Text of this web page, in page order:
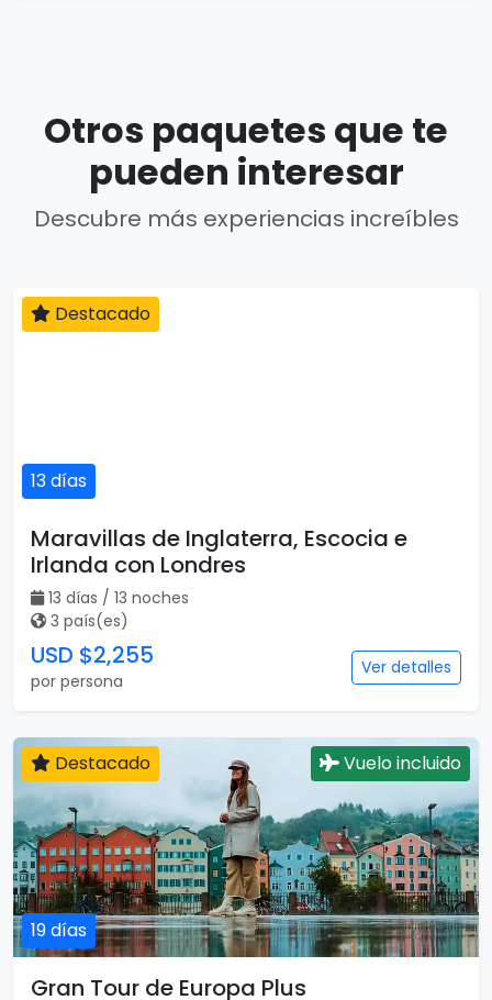
Otros paquetes que te
pueden interesar
Descubre más experiencias increíbles
13 días
Destacado
Maravillas de Inglaterra, Escocia e
Irlanda con Londres
13 días / 13 noches
3 país(es)
USD $2,255
por persona
Ver detalles
19 días
Destacado Vuelo incluido
Gran Tour de Europa Plus